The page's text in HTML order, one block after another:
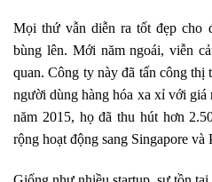
Mọi thứ vẫn diễn ra tốt đẹp cho
bùng lên. Mới năm ngoái, viễn
quan. Công ty này đã tấn công thị
người dùng hàng hóa xa xỉ với giá
năm 2015, họ đã thu hút hơn
rộng hoạt động sang Singapore và